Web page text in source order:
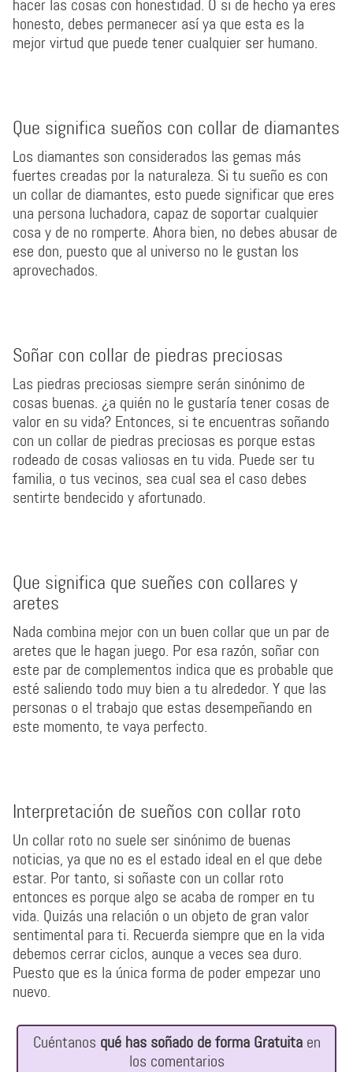
hacer las cosas con honestidad. O si de hecho ya eres
honesto, debes permanecer así ya que esta es la
mejor virtud que puede tener cualquier ser humano.
Que significa sueños con collar de diamantes
Los diamantes son considerados las gemas más
fuertes creadas por la naturaleza. Si tu sueño es con
un collar de diamantes, esto puede significar que eres
una persona luchadora, capaz de soportar cualquier
cosa y de no romperte. Ahora bien, no debes abusar de
ese don, puesto que al universo no le gustan los
aprovechados.
Soñar con collar de piedras preciosas
Las piedras preciosas siempre serán sinónimo de
cosas buenas. ¿a quién no le gustaría tener cosas de
valor en su vida? Entonces, si te encuentras soñando
con un collar de piedras preciosas es porque estas
rodeado de cosas valiosas en tu vida. Puede ser tu
familia, o tus vecinos, sea cual sea el caso debes
sentirte bendecido y afortunado.
Que significa que sueñes con collares y
aretes
Nada combina mejor con un buen collar que un par de
aretes que le hagan juego. Por esa razón, soñar con
este par de complementos indica que es probable que
esté saliendo todo muy bien a tu alrededor. Y que las
personas o el trabajo que estas desempeñando en
este momento, te vaya perfecto.
Interpretación de sueños con collar roto
Un collar roto no suele ser sinónimo de buenas
noticias, ya que no es el estado ideal en el que debe
estar. Por tanto, si soñaste con un collar roto
entonces es porque algo se acaba de romper en tu
vida. Quizás una relación o un objeto de gran valor
sentimental para ti. Recuerda siempre que en la vida
debemos cerrar ciclos, aunque a veces sea duro.
Puesto que es la única forma de poder empezar uno
nuevo.
Cuéntanos qué has soñado de forma Gratuitaen
los comentarios